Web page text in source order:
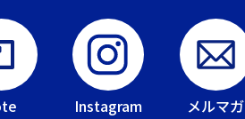
Instagram メルマガ